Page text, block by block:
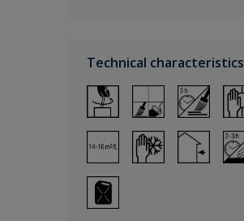
Technical characteristics